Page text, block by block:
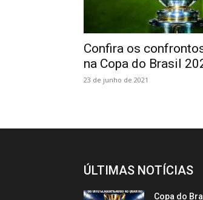
Confira os
na Copa do Brasil
23 de junho de 2021
ÚLTIMAS NOTÍCIAS
Copa do